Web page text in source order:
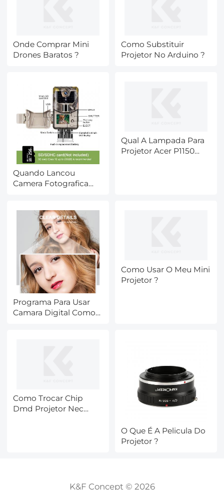
Onde Comprar Mini
Drones Baratos ?
Como Substituir
Projetor No Arduino ?
Quando Lancou
Camera Fotografica
Qual A Lampada Para
Projetor Acer P1150
Programa Para Usar
Camara Digital Como
Como Usar O Meu Mini
Projetor ?
Como Trocar Chip
Dmd Projetor Nec
O Que É A Pelicula Do
Projetor ?
K&F Concept © 2026